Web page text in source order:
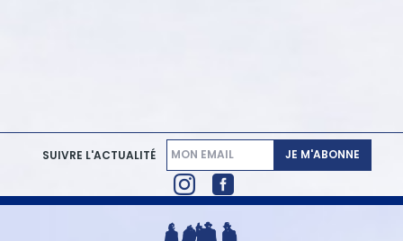
SUIVRE L'ACTUALITÉ JE M'ABONNE